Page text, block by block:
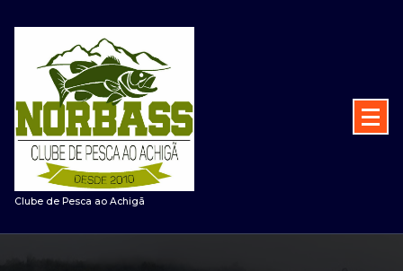
para
conteúdo
Clube de Pesca ao Achigã